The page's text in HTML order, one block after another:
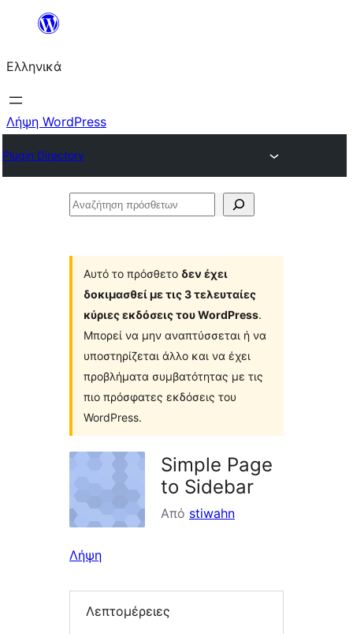
Μετάβαση
περιεχόμενο
Ελληνικά
Λήψη WordPress
Plugin Directory
Αναζήτηση
Αυτό το πρόσθετο δεν έχει
δοκιμασθεί με τις 3 τελευταίες
κύριες εκδόσεις του WordPress.
Μπορεί να μην αναπτύσσεται ή να
υποστηρίζεται άλλο και να έχει
προβλήματα συμβατότητας με τις
πιο πρόσφατες εκδόσεις του
WordPress.
Simple Page
to Sidebar
Από stiwahn
Λήψη
Λεπτομέρειες